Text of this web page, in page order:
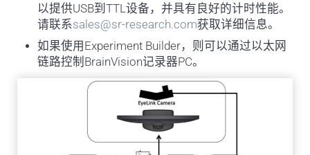
以提供USB到TTL设备，并具有良好的计时性能。
请联系sales@sr-research.com获取详细信息。
如果使用Experiment Builder，则可以通过以太网
链路控制BrainVision记录器PC。